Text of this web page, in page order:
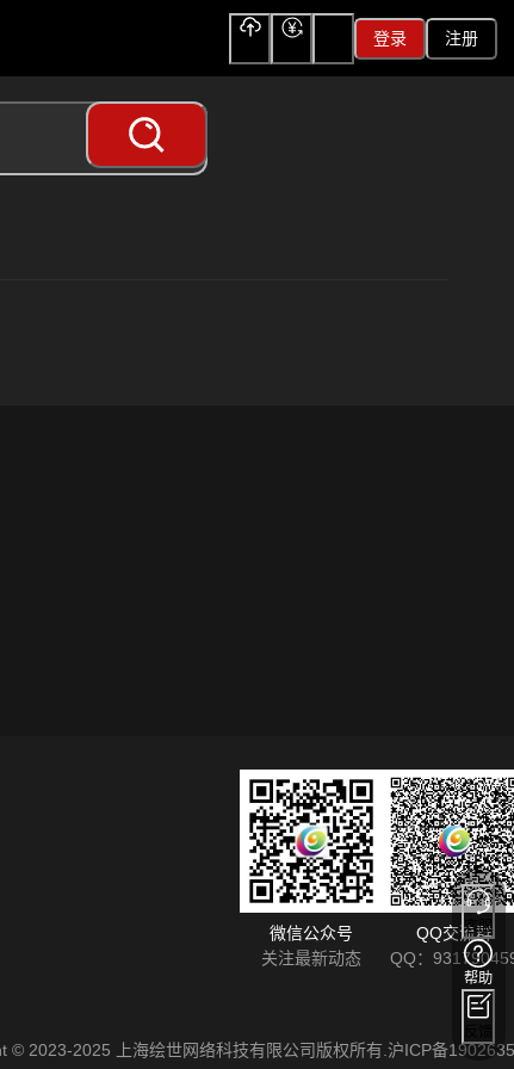
登录 注册
微信公众号
关注最新动态
QQ交流群
QQ：
© 2023-2025 上海绘世网络科技有限公司版权所有. 沪ICP备
客服
帮助